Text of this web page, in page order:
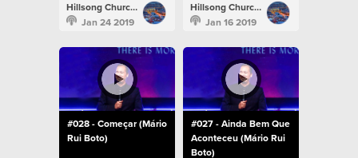
Hillsong Church Portugal
Jan 24 2019
Hillsong Church Portugal
Jan 16 2019
#028 - Começar (Mário
Rui Boto)
#027 - Ainda Bem Que
Aconteceu (Mário Rui
Boto)